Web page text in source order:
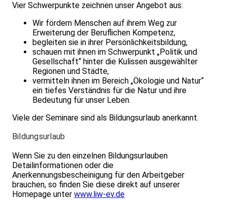
Vier Schwerpunkte zeichnen unser Angebot aus:
Wir fördern Menschen auf ihrem Weg zur
Erweiterung der Beruflichen Kompetenz,
begleiten sie in ihrer Persönlichkeitsbildung,
schauen mit ihnen im Schwerpunkt „Politik und
Gesellschaft“ hinter die Kulissen ausgewählter
Regionen und Städte,
vermitteln ihnen im Bereich „Ökologie und Natur“
ein tiefes Verständnis für die Natur und ihre
Bedeutung für unser Leben.
Viele der Seminare sind als Bildungsurlaub anerkannt.
Bildungsurlaub
Wenn Sie zu den einzelnen Bildungsurlauben
Detailinformationen oder die
Anerkennungsbescheinigung für den Arbeitgeber
brauchen, so finden Sie diese direkt auf unserer
Homepage unter www.liw-ev.de